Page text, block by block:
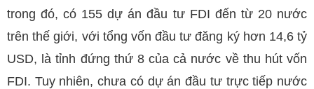
trong đó, có 155 dự án đầu tư FDI đến từ 20 nước
trên thế giới, với tổng vốn đầu tư đăng ký hơn 14,6 tỷ
USD, là tỉnh đứng thứ 8 của cả nước về thu hút vốn
FDI. Tuy nhiên, chưa có dự án đầu tư trực tiếp nước